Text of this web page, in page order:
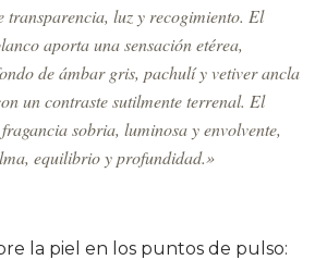
transparencia, luz y recogimiento. El
aporta una sensación etérea,
de ámbar gris, pachulí y vetiver ancla
un contraste sutilmente terrenal. El
sobria, luminosa y envolvente,
equilibrio y profundidad.»
la piel en los puntos de pulso: